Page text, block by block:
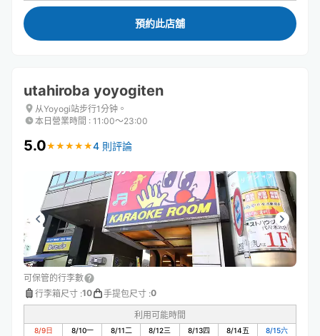
預約此店舖
utahiroba yoyogiten
从Yoyogi站步行1分钟。
本日營業時間 : 11:00〜23:00
5.0★ ★ ★ ★ ★
★ ★ ★ ★ ★4 則評論
可保管的行李數
行李箱尺寸 :10 手提包尺寸 :0
利用可能時間
8/9日 8/10一 8/11二 8/12三 8/13四 8/14五 8/15六